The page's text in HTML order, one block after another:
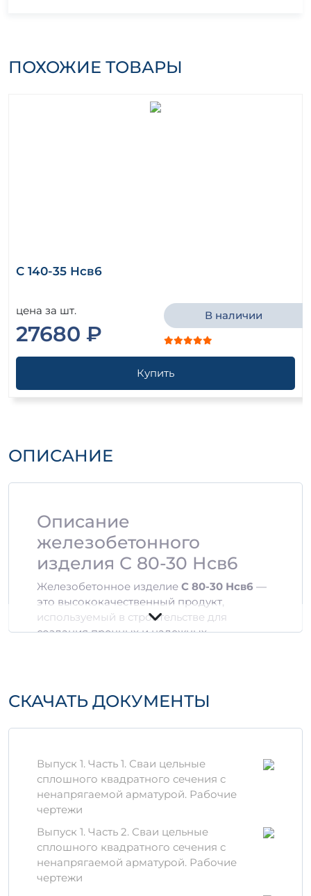
ПОХОЖИЕ ТОВАРЫ
С 140-35 Нсв6
цена за шт.
27680 ₽
В наличии
Купить
ОПИСАНИЕ
Описание
железобетонного
изделия С 80-30 Нсв6
Железобетонное изделие С 80-30 Нсв6 —
это высококачественный продукт,
используемый в строительстве для
создания прочных и надежных
щебень и специальные добавки, что
обеспечивает отличные эксплуатационные
характеристики
Марка бетона:Б40 (с прочностью на
сжатие 40 МПа)
Размеры:
80 см х 30 см
Класс на сжатие:
C25/30
Морозостойкость:
F100
Водоизоляция:
W8
СКАЧАТЬ ДОКУМЕНТЫ
Выпуск 1. Часть 1. Сваи цельные
сплошного квадратного сечения с
ненапрягаемой арматурой. Рабочие
чертежи
Выпуск 1. Часть 2. Сваи цельные
сплошного квадратного сечения с
ненапрягаемой арматурой. Рабочие
чертежи